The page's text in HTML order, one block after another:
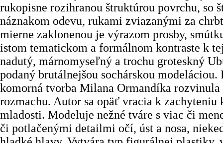
rukopisne rozihranou štruktúrou povrchu, so
náznakom odevu, rukami zviazanými za
mierne zaklonenou je výrazom prosby,
istom tematickom a formálnom kontraste k
nadutý, márnomyseľný a trochu groteskný
podaný brutálnejšou sochárskou modeláciou.
komorná tvorba Milana Ormandíka
rozmachu. Autor sa opäť vracia k zachyteniu
mladosti. Modeluje nežné tváre s viac či
či potlačenými detailmi očí, úst a nosa,